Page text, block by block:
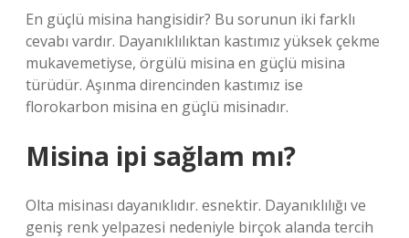
En güçlü misina hangisidir? Bu sorunun iki farklı
cevabı vardır. Dayanıklılıktan kastımız yüksek çekme
mukavemetiyse, örgülü misina en güçlü misina
türüdür. Aşınma direncinden kastımız ise
florokarbon misina en güçlü misinadır.
Misina ipi sağlam mı?
Olta misinası dayanıklıdır. esnektir. Dayanıklılığı ve
geniş renk yelpazesi nedeniyle birçok alanda tercih